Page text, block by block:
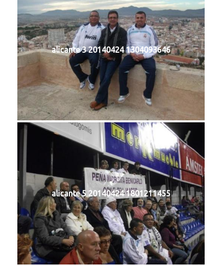
alicante 3 20140424 1304093646
alicante 5 20140424 1801211455